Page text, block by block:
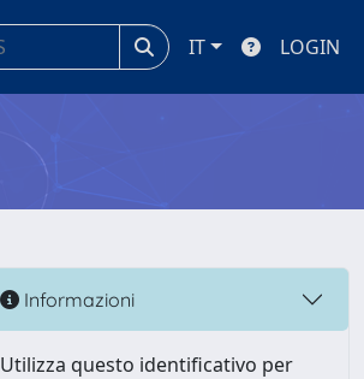
IT LOGIN
Informazioni
Utilizza questo identificativo per